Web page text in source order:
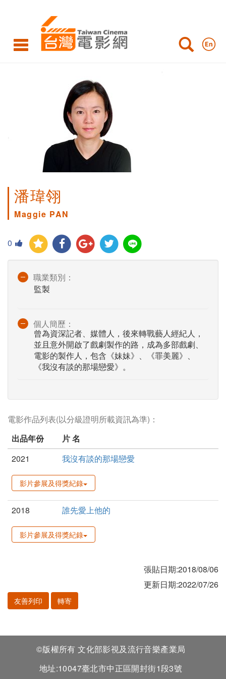
潘瑋翎
Maggie PAN
0
職業類別：
監製
個人簡歷：
曾為資深記者、媒體人，後來轉戰藝人經紀人，
並且意外開啟了戲劇製作的路，成為多部戲劇、
電影的製作人，包含《妹妹》、《罪美麗》、
《我沒有談的那場戀愛》。
電影作品列表(以分級證明所載資訊為準)：
出品年份
片 名
2021
我沒有談的那場戀愛
影片參展及得獎紀錄
2018 誰先愛上他的
影片參展及得獎紀錄
張貼日期:2018/08/06
更新日期:2022/07/26
友善列印 轉寄
©版權所有 文化部影視及流行音樂產業局
地址:10047臺北市中正區開封街1段3號